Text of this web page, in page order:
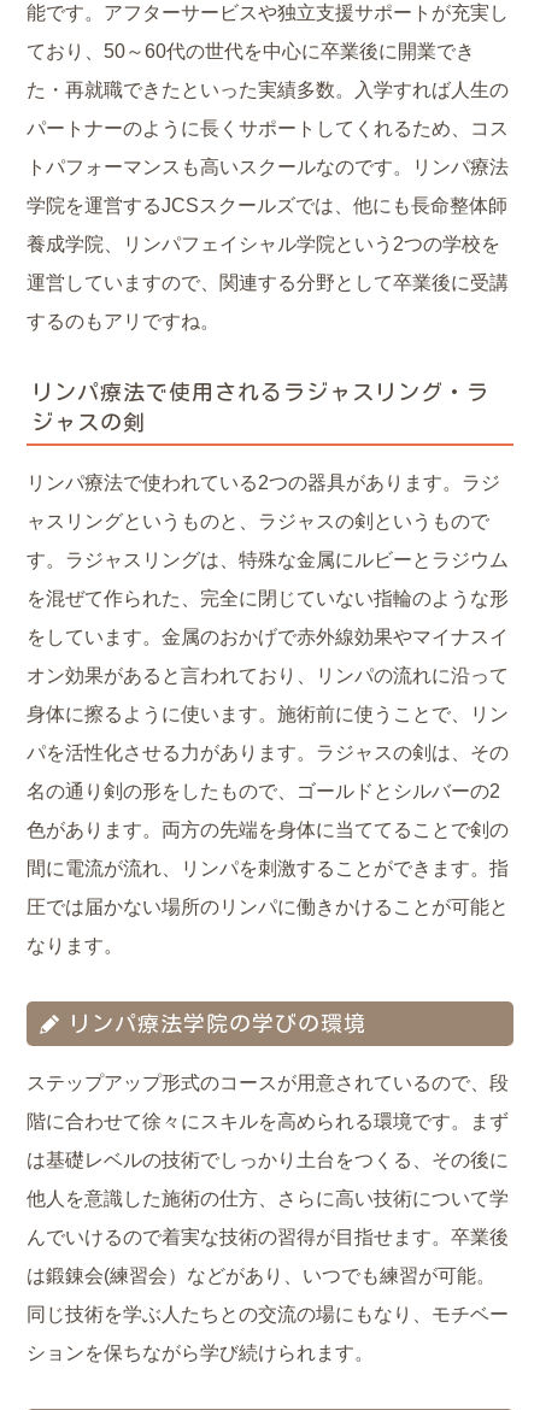
能です。アフターサービスや独立支援サポートが充実し
ており、50～60代の世代を中心に卒業後に開業でき
た・再就職できたといった実績多数。入学すれば人生の
パートナーのように長くサポートしてくれるため、コス
トパフォーマンスも高いスクールなのです。リンパ療法
学院を運営するJCSスクールズでは、他にも長命整体師
養成学院、リンパフェイシャル学院という2つの学校を
運営していますので、関連する分野として卒業後に受講
するのもアリですね。
リンパ療法で使用されるラジャスリング・ラ
ジャスの剣
リンパ療法で使われている2つの器具があります。ラジ
ャスリングというものと、ラジャスの剣というもので
す。ラジャスリングは、特殊な金属にルビーとラジウム
を混ぜて作られた、完全に閉じていない指輪のような形
をしています。金属のおかげで赤外線効果やマイナスイ
オン効果があると言われており、リンパの流れに沿って
身体に擦るように使います。施術前に使うことで、リン
パを活性化させる力があります。ラジャスの剣は、その
名の通り剣の形をしたもので、ゴールドとシルバーの2
色があります。両方の先端を身体に当ててることで剣の
間に電流が流れ、リンパを刺激することができます。指
圧では届かない場所のリンパに働きかけることが可能と
なります。
リンパ療法学院の学びの環境
ステップアップ形式のコースが用意されているので、段
階に合わせて徐々にスキルを高められる環境です。まず
は基礎レベルの技術でしっかり土台をつくる、その後に
他人を意識した施術の仕方、さらに高い技術について学
んでいけるので着実な技術の習得が目指せます。卒業後
は鍛錬会(練習会）などがあり、いつでも練習が可能。
同じ技術を学ぶ人たちとの交流の場にもなり、モチベー
ションを保ちながら学び続けられます。